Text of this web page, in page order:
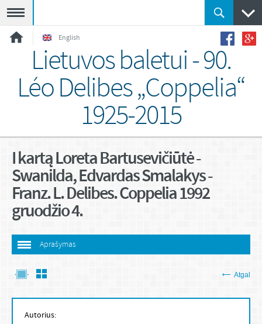
English
Lietuvos baletui - 90.
Léo Delibes „Coppelia“
1925-2015
I kartą Loreta Bartusevičiūtė -
Swanilda, Edvardas Smalakys -
Franz. L. Delibes. Coppelia 1992
gruodžio 4.
Aprašymas
Atgal
Autorius: